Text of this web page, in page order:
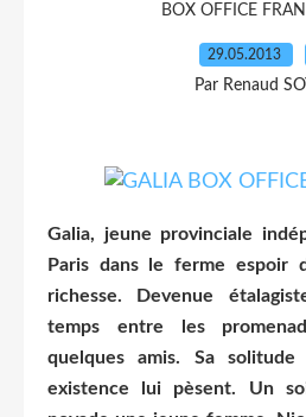
BOX OFFICE
29.05.2013
Par Renaud
Galia, jeune provinciale
Paris dans le ferme espoir
richesse. Devenue
temps entre les
quelques amis. Sa
existence lui pèsent. Un